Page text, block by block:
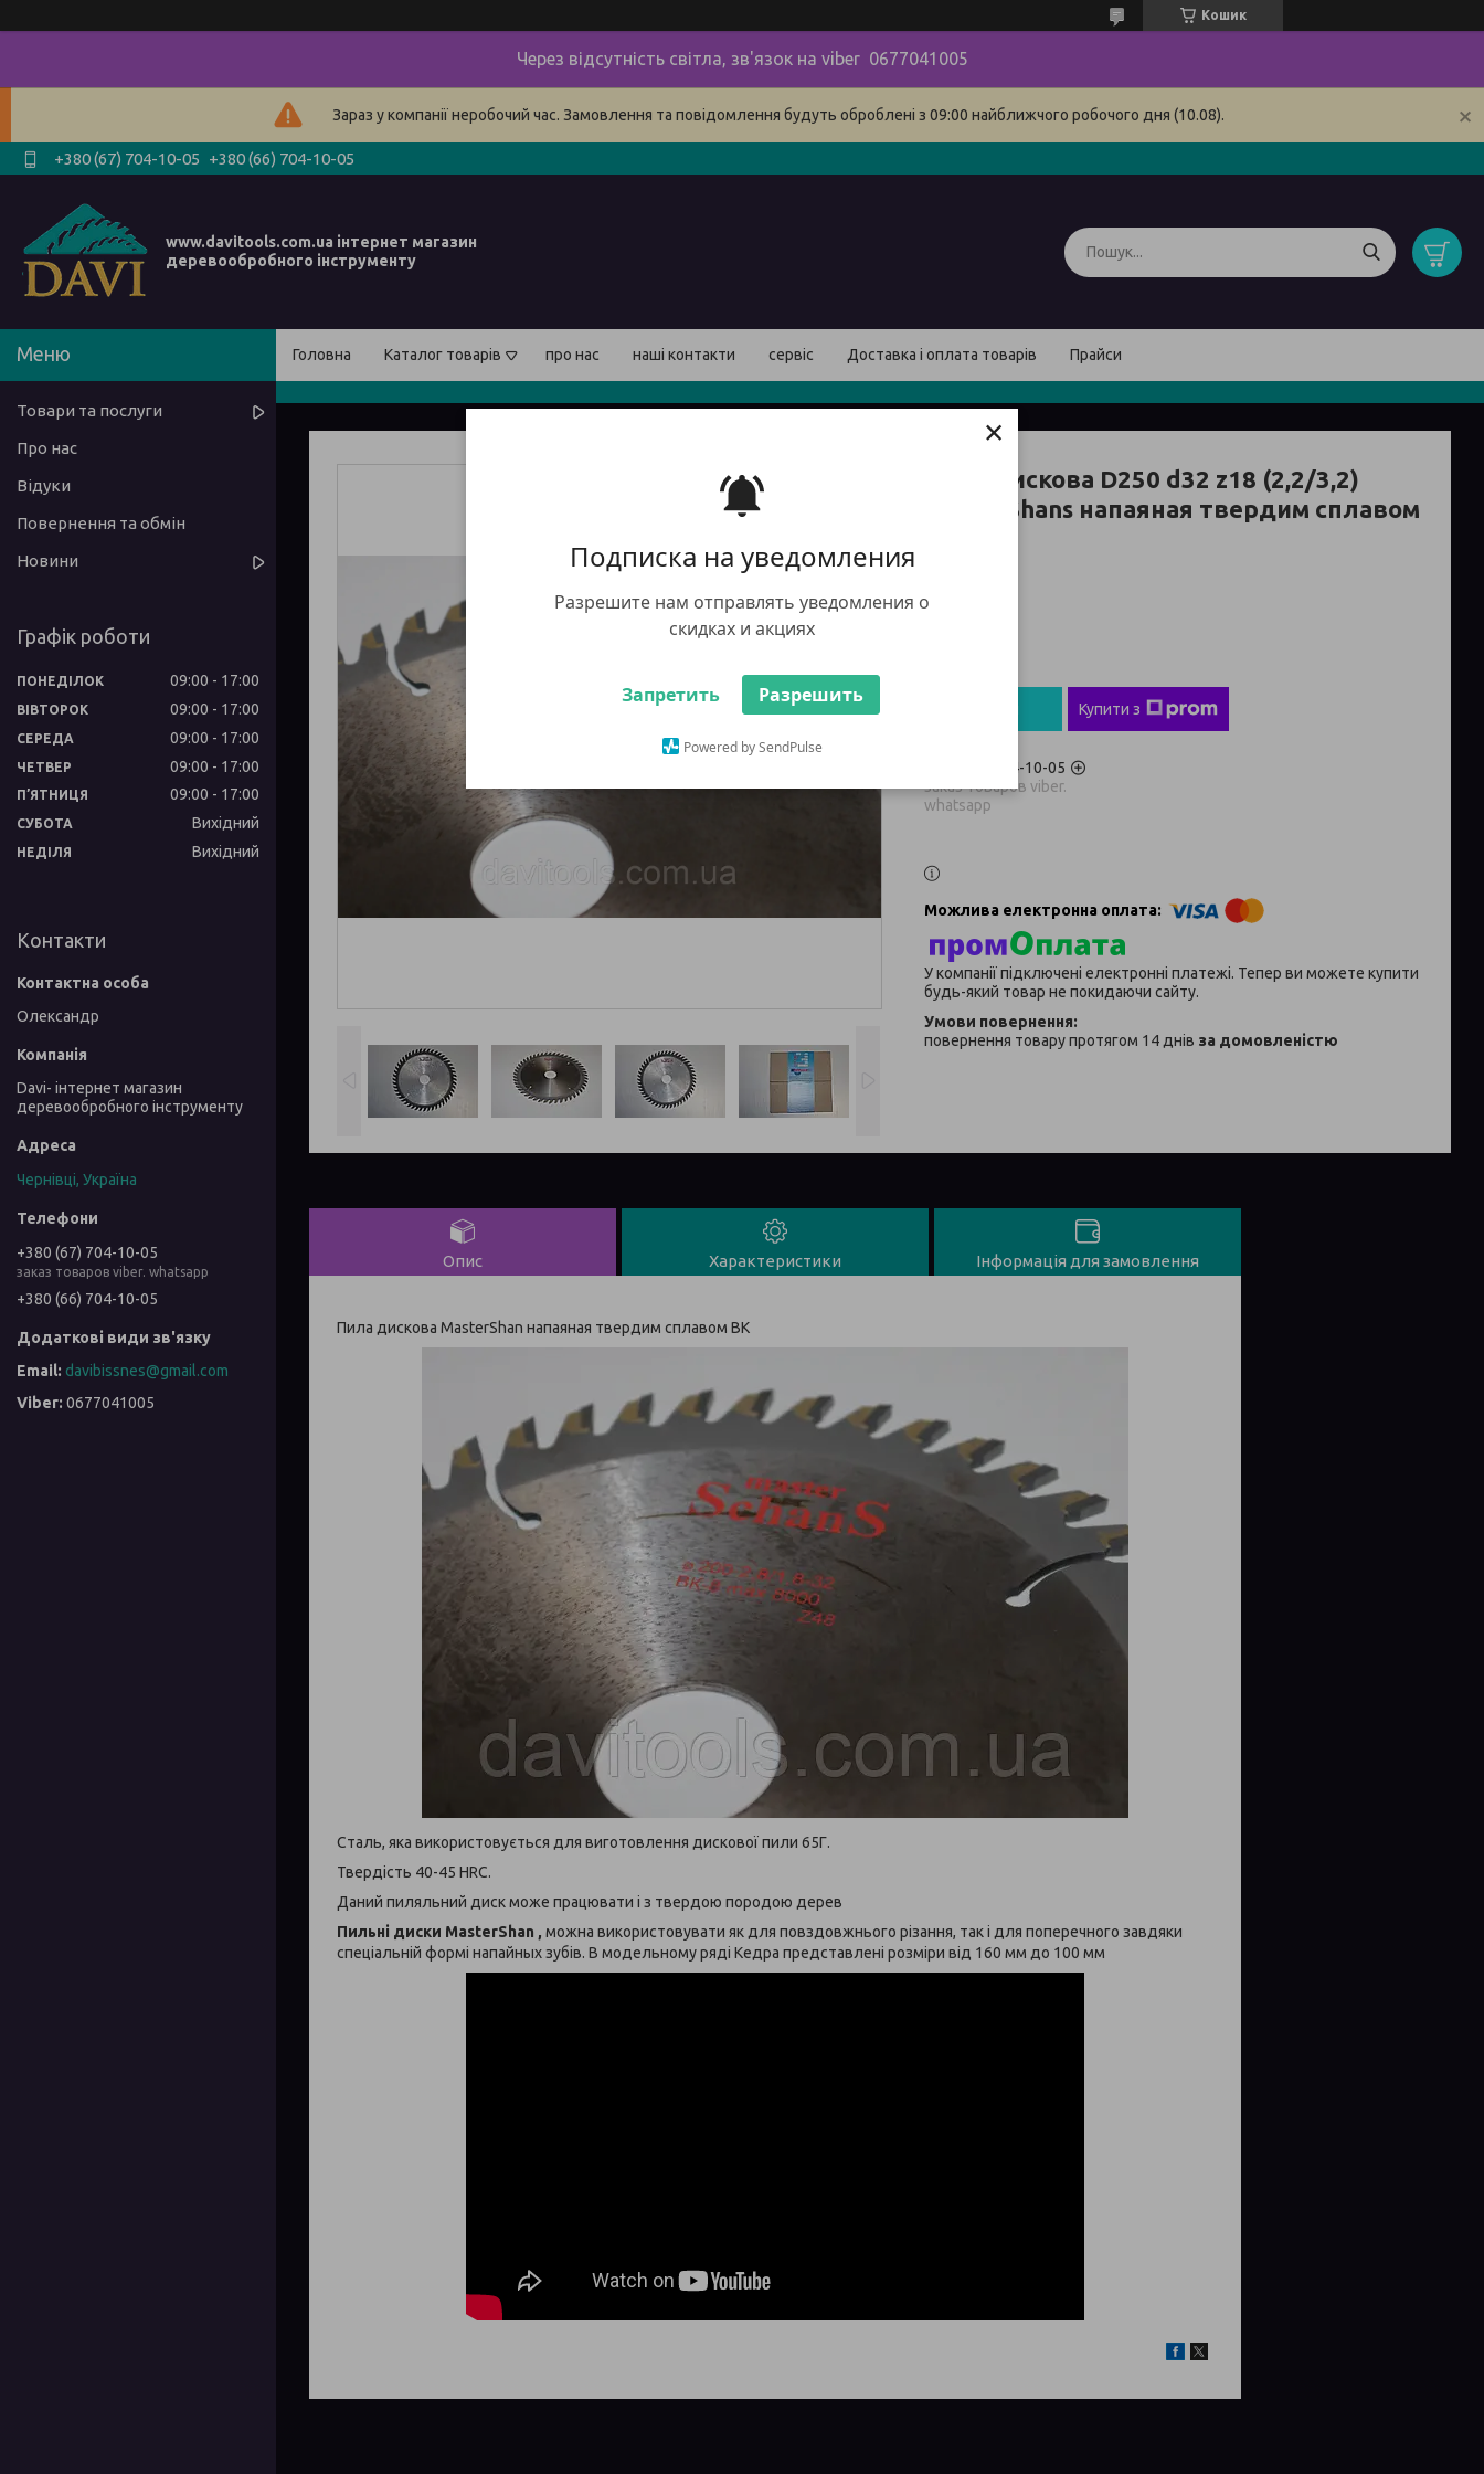
Подписка на уведомления
Разрешите нам отправлять уведомления о
скидках и акциях
Запретить Разрешить
Powered by SendPulse
×
Кошик
Через відсутність світла, зв'язок на viber 0677041005
Зараз у компанії неробочий час. Замовлення та повідомлення будуть оброблені з 09:00 найближчого робочого дня (10.08).
+380 (67) 704-10-05 +380 (66) 704-10-05
www.davitools.com.ua інтернет магазин
деревообробного інструменту
Головна Каталог товарів про нас наші контакти сервіс Доставка і оплата товарів Прайси
Пила дискова D250 d32 z18 (2,2/3,2)
МasterShans напаяная твердим сплавом
829 ₴
Купити з
+380 (67) 704-10-05
заказ товаров viber.
whatsapp
У компанії підключені електронні платежі. Тепер ви можете купити
будь-який товар не покидаючи сайту.
повернення товару протягом 14 днів за домовленістю
Опис Характеристики Інформація для замовлення
Пила дискова МasterShan напаяная твердим сплавом ВК
Сталь, яка використовується для виготовлення дискової пили 65Г.
Твердість 40-45 HRC.
Даний пиляльний диск може працювати і з твердою породою дерев
Пильні диски МasterShan , можна використовувати як для повздовжнього різання, так і для поперечного завдяки
спеціальній формі напайных зубів. В модельному ряді Кедра представлені розміри від 160 мм до 100 мм
Товари та послуги
Про нас
Відуки
Повернення та обмін
Новини
Графік роботи
ПОНЕДІЛОК 09:00 17:00
ВІВТОРОК 09:00 17:00
СЕРЕДА 09:00 17:00
ЧЕТВЕР 09:00 17:00
ПʼЯТНИЦЯ 09:00 17:00
СУБОТА Вихідний
НЕДІЛЯ Вихідний
Контакти
Олександр
Davi- інтернет магазин
деревообробного інструменту
Чернівці, Україна
+380 (67) 704-10-05
заказ товаров viber. whatsapp
+380 (66) 704-10-05
davibissnes@gmail.com
0677041005